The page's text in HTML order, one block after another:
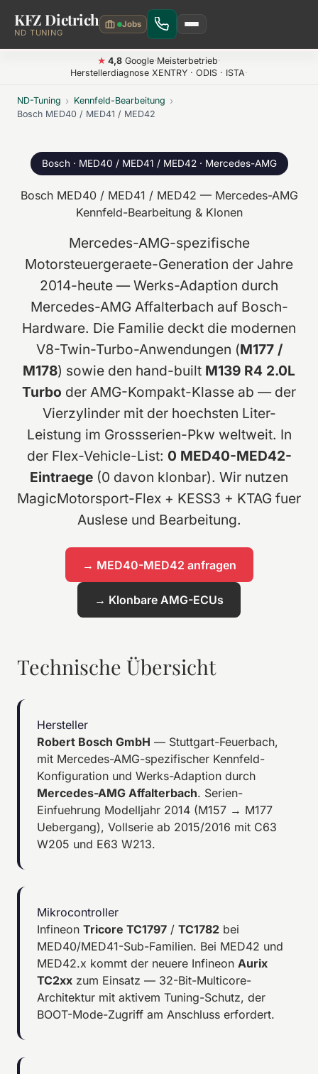
Zum Hauptinhalt springen
KFZ Dietrich
ND TUNING
★ 4,8Google·Meisterbetrieb·
Herstellerdiagnose XENTRY · ODIS · ISTA·
ND-Tuning › Kennfeld-Bearbeitung ›
Bosch MED40 / MED41 / MED42
Bosch · MED40 / MED41 / MED42 · Mercedes-AMG
Bosch MED40 / MED41 / MED42 — Mercedes-AMG
Kennfeld-Bearbeitung & Klonen
Mercedes-AMG-spezifische
Motorsteuergeraete-Generation der Jahre
2014-heute — Werks-Adaption durch
Mercedes-AMG Affalterbach auf Bosch-
Hardware. Die Familie deckt die modernen
V8-Twin-Turbo-Anwendungen (M177 /
M178) sowie den hand-built M139 R4 2.0L
Turbo der AMG-Kompakt-Klasse ab — der
Vierzylinder mit der hoechsten Liter-
Leistung im Grossserien-Pkw weltweit. In
der Flex-Vehicle-List: 0 MED40-MED42-
Eintraege (0 davon klonbar). Wir nutzen
MagicMotorsport-Flex + KESS3 + KTAG fuer
Auslese und Bearbeitung.
→ MED40-MED42 anfragen
→ Klonbare AMG-ECUs
Technische Übersicht
Hersteller
Robert Bosch GmbH — Stuttgart-Feuerbach,
mit Mercedes-AMG-spezifischer Kennfeld-
Konfiguration und Werks-Adaption durch
Mercedes-AMG Affalterbach. Serien-
Einfuehrung Modelljahr 2014 (M157 → M177
Uebergang), Vollserie ab 2015/2016 mit C63
W205 und E63 W213.
Mikrocontroller
Infineon Tricore TC1797 / TC1782 bei
MED40/MED41-Sub-Familien. Bei MED42 und
MED42.x kommt der neuere Infineon Aurix
TC2xx zum Einsatz — 32-Bit-Multicore-
Architektur mit aktivem Tuning-Schutz, der
BOOT-Mode-Zugriff am Anschluss erfordert.